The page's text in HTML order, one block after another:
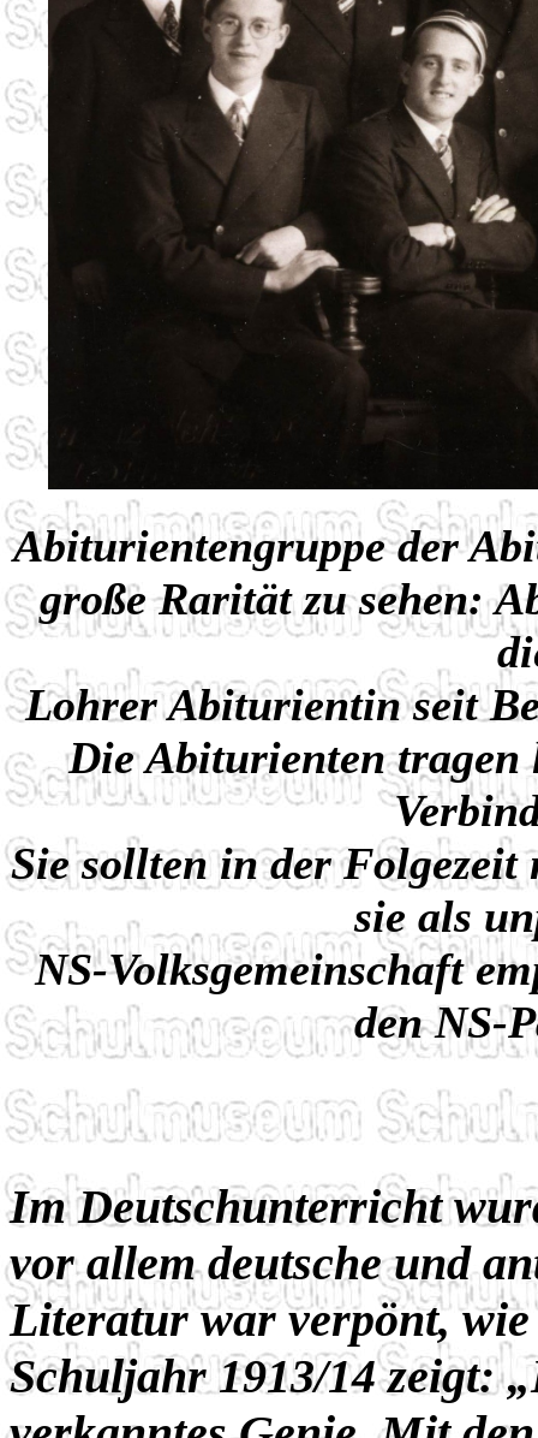
Abiturientengruppe der
große Rarität zu sehen:
Lohrer Abiturientin seit
Die Abiturienten tragen
Sie sollten in der
sie als
NS-Volksgemeinschaft
den NS-
Im Deutschunterricht
vor allem deutsche und
Literatur war verpönt,
Schuljahr 1913/14 zeigt: